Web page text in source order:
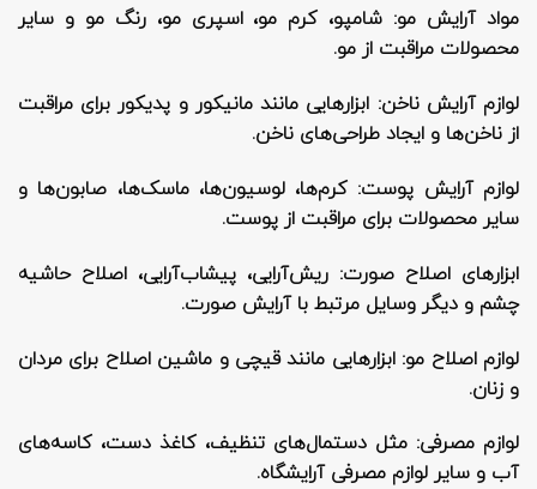
مواد آرایش مو: شامپو، کرم مو، اسپری مو، رنگ مو و سایر
محصولات مراقبت از مو.
لوازم آرایش ناخن: ابزارهایی مانند مانیکور و پدیکور برای مراقبت
از ناخن‌ها و ایجاد طراحی‌های ناخن.
لوازم آرایش پوست: کرم‌ها، لوسیون‌ها، ماسک‌ها، صابون‌ها و
سایر محصولات برای مراقبت از پوست.
ابزارهای اصلاح صورت: ریش‌آرایی، پیشاب‌آرایی، اصلاح حاشیه
چشم و دیگر وسایل مرتبط با آرایش صورت.
لوازم اصلاح مو: ابزارهایی مانند قیچی و ماشین اصلاح برای مردان
و زنان.
لوازم مصرفی: مثل دستمال‌های تنظیف، کاغذ دست، کاسه‌های
آب و سایر لوازم مصرفی آرایشگاه.